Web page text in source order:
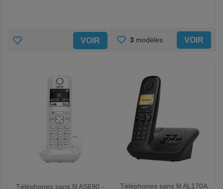
AJOUTER VOIR AJOUTER
FAVORIS
3 modèles VOIR
Téléphones sans fil AS690 -
Téléphones sans fil AL170A